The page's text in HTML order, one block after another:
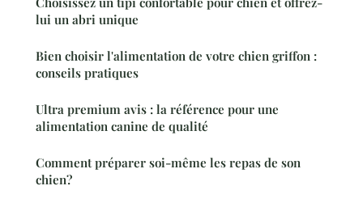
lui un abri unique
Bien choisir l'alimentation de votre chien griffon :
conseils pratiques
Ultra premium avis : la référence pour une
alimentation canine de qualité
Comment préparer soi-même les repas de son
chien?